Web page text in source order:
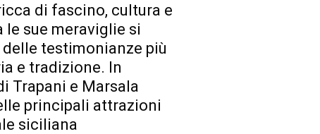
di fascino, cultura e
le sue meraviglie si
testimonianze più
e tradizione. In
Trapani e Marsala
principali attrazioni
siciliana